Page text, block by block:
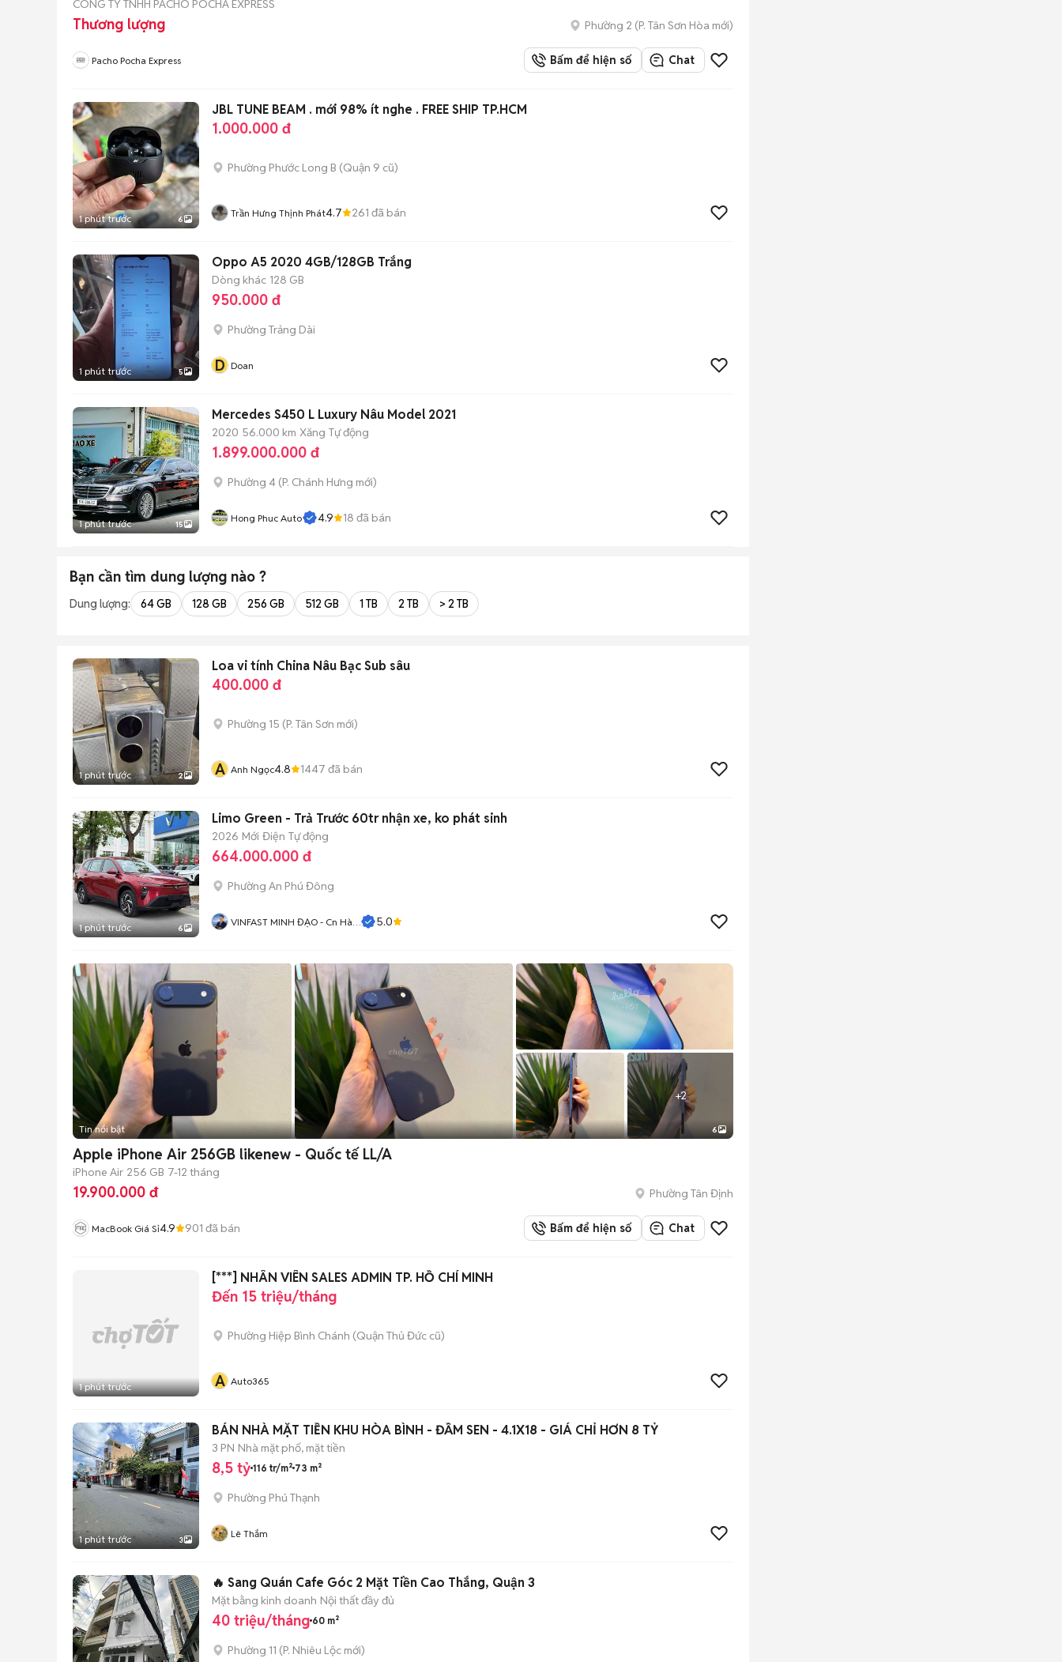
CÔNG TY TNHH PACHO POCHA EXPRESS
Thương lượng Phường 2 (P. Tân Sơn Hòa mới)
Pacho Pocha Express Bấm để hiện số Chat
1 phút trước 6
JBL TUNE BEAM . mới 98% ít nghe . FREE SHIP TP.HCM
1.000.000 đ
Phường Phước Long B (Quận 9 cũ)
Trần Hưng Thịnh Phát4.7 261 đã bán
1 phút trước 5
Oppo A5 2020 4GB/128GB Trắng
Dòng khác 128 GB
950.000 đ
Phường Trảng Dài
D Doan
1 phút trước 15
Mercedes S450 L Luxury Nâu Model 2021
2020 56.000 km Xăng Tự động
1.899.000.000 đ
Phường 4 (P. Chánh Hưng mới)
Hong Phuc Auto 4.9 18 đã bán
Bạn cần tìm dung lượng nào ?
Dung lượng: 64 GB 128 GB 256 GB 512 GB 1 TB 2 TB > 2 TB
1 phút trước 2
Loa vi tính China Nâu Bạc Sub sâu
400.000 đ
Phường 15 (P. Tân Sơn mới)
A Anh Ngọc4.8 1447 đã bán
1 phút trước 6
Limo Green - Trả Trước 60tr nhận xe, ko phát sinh
2026 Mới Điện Tự động
664.000.000 đ
Phường An Phú Đông
VINFAST MINH ĐẠO - Cn Hà
5.0
+2
Tin nổi bật 6
Apple iPhone Air 256GB likenew - Quốc tế LL/A
iPhone Air 256 GB 7-12 tháng
19.900.000 đ Phường Tân Định
MacBook Giá Sỉ4.9 901 đã bán Bấm để hiện số Chat
1 phút trước
[***] NHÂN VIÊN SALES ADMIN TP. HỒ CHÍ MINH
Đến 15 triệu/tháng
Phường Hiệp Bình Chánh (Quận Thủ Đức cũ)
A Auto365
1 phút trước 3
BÁN NHÀ MẶT TIỀN KHU HÒA BÌNH - ĐẦM SEN - 4.1X18 - GIÁ CHỈ HƠN 8 TỶ
3 PN Nhà mặt phố, mặt tiền
8,5 tỷ 116 tr/m² 73 m²
Phường Phú Thạnh
Lê Thắm
🔥 Sang Quán Cafe Góc 2 Mặt Tiền Cao Thắng, Quận 3
Mặt bằng kinh doanh Nội thất đầy đủ
40 triệu/tháng 60 m²
Phường 11 (P. Nhiêu Lộc mới)